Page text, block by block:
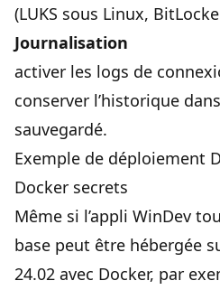
(LUKS sous Linux,
Journalisation
activer les logs de
conserver l’historique
sauvegardé.
Exemple de déploiement
Docker secrets
Même si l’appli WinDev
base peut être hébergée
24.02 avec Docker, par